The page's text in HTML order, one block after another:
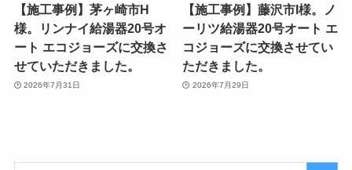
【施工事例】茅ヶ崎市H
様。リンナイ給湯器20号オ
ート エコジョーズに交換さ
せていただきました。
2026年7月31日
【施工事例】藤沢市I様。ノ
ーリツ給湯器20号オート エ
コジョーズに交換させてい
ただきました。
2026年7月29日